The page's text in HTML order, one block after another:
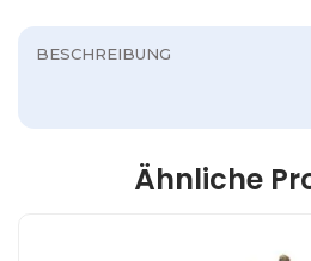
BESCHREIBUNG
Ähnliche